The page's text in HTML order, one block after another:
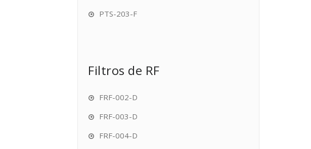
PTS-203-F
Filtros de RF
FRF-002-D
FRF-003-D
FRF-004-D